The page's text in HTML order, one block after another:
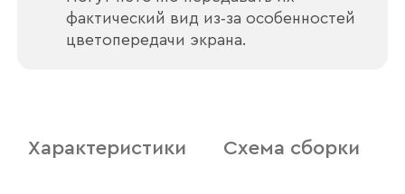
фактический вид из‑за особенностей
цветопередачи экрана.
Характеристики Схема сборки